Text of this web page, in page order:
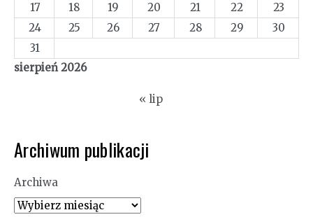
sierpień 2026
17
18 19 20 21 22
23
24
25 26 27 28 29
30
31
« lip
Archiwum publikacji
Archiwa